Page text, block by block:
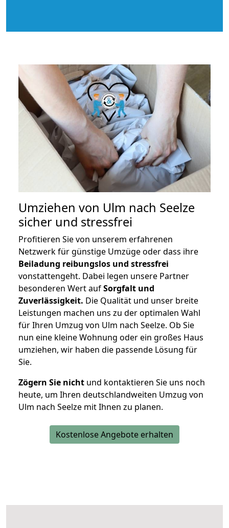
Umziehen von Ulm nach Seelze
sicher und stressfrei
Profitieren Sie von unserem erfahrenen
Netzwerk für günstige Umzüge oder dass ihre
Beiladung reibungslos und stressfrei
vonstattengeht. Dabei legen unsere Partner
besonderen Wert aufSorgfalt und
Zuverlässigkeit. Die Qualität und unser breite
Leistungen machen uns zu der optimalen Wahl
für Ihren Umzug von Ulm nach Seelze. Ob Sie
nun eine kleine Wohnung oder ein großes Haus
umziehen, wir haben die passende Lösung für
Sie.
Zögern Sie nicht und kontaktieren Sie uns noch
heute, um Ihren deutschlandweiten Umzug von
Ulm nach Seelze mit Ihnen zu planen.
Kostenlose Angebote erhalten